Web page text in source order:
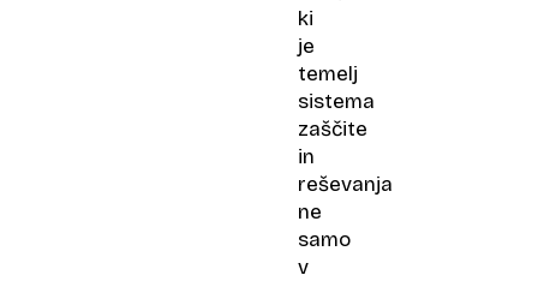
ki
je
temelj
sistema
zaščite
in
reševanja
ne
samo
v